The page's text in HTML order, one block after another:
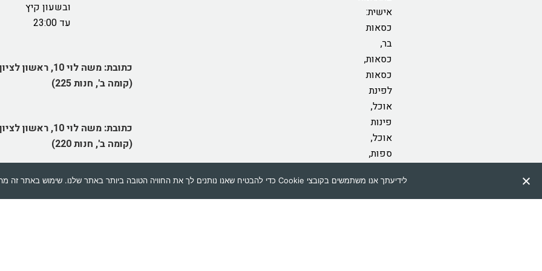
אישית:
כסאות
בר,
כסאות,
כסאות
לפינת
אוכל,
פינות
אוכל,
ספות,
שולחנות
סלון,
ובשעון קיץ
עד 23:00
כתובת: משה לוי 10, ראשון לציון
(קומה ב', חנות 225)
כתובת: משה לוי 10, ראשון לציון
(קומה ב', חנות 220)
053-7366233 לידיעתך אנו משתמשים בקובצי Cookie כדי להבטיח שאנו נותנים לך את החוויה הטובה ביותר באתר שלנו. שימוש באתר זה מהווה את הסכמתך לתנאי זה.